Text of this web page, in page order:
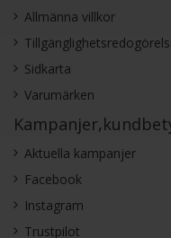
Allmänna villkor
Sidkarta
Varumärken
Aktuella kampanjer
Facebook
Instagram
Trustpilot